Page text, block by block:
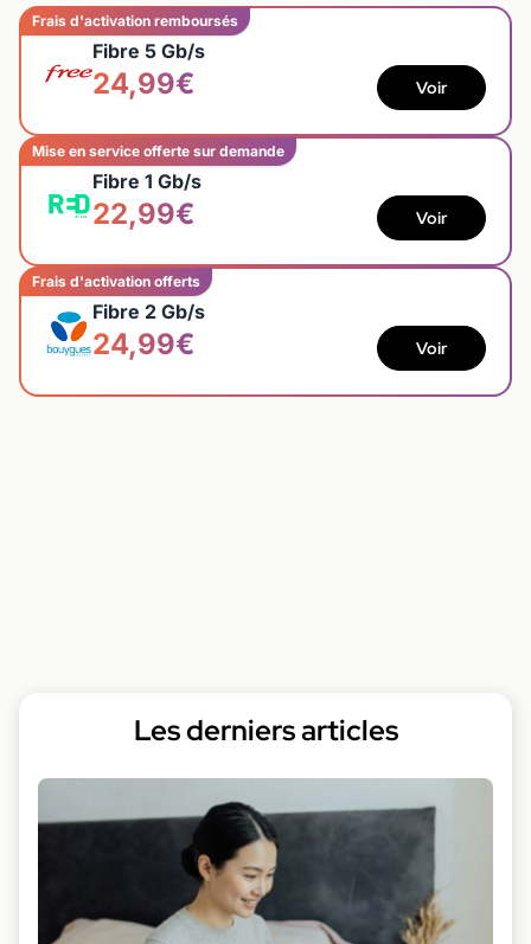
Frais d'activation remboursés
Fibre 5 Gb/s
24,99€ Voir
Mise en service offerte sur demande
Fibre 1 Gb/s
22,99€ Voir
Frais d'activation offerts
Fibre 2 Gb/s
24,99€ Voir
Les derniers articles